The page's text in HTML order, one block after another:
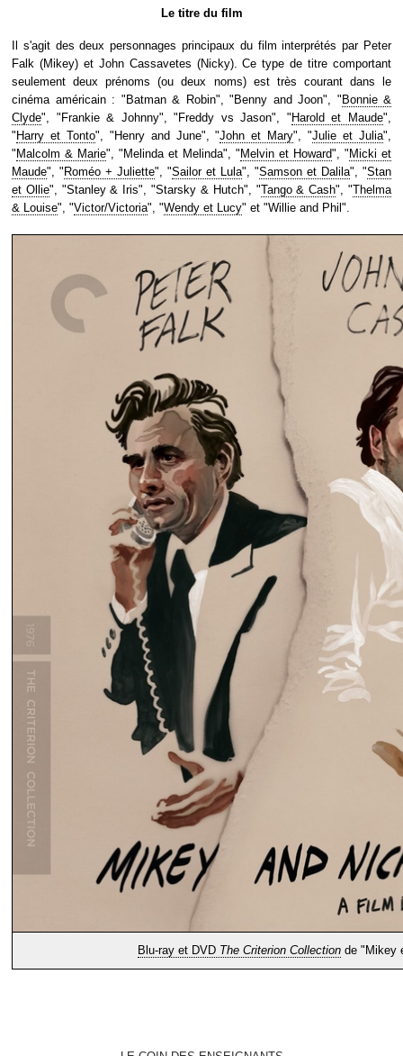
Le titre du film
Il s'agit des deux personnages principaux du film interprétés par Peter
Falk (Mikey) et John Cassavetes (Nicky). Ce type de titre comportant
seulement deux prénoms (ou deux noms) est très courant dans le
cinéma américain : "Batman & Robin", "Benny and Joon", " Bonnie &
Clyde", "Frankie & Johnny", "Freddy vs Jason", " Harold et Maude",
" Harry et Tonto", "Henry and June", "John et Mary", "Julie et Julia",
" Malcolm & Marie", "Melinda et Melinda", " Melvin et Howard", " Micki et
Maude", " Roméo + Juliette", "Sailor et Lula", "Samson et Dalila", "Stan
et Ollie", "Stanley & Iris", "Starsky & Hutch", "Tango & Cash", "Thelma
& Louise", "Victor/Victoria", "Wendy et Lucy" et "Willie and Phil".
Blu-ray et DVD The Criterion Collection de "Mikey